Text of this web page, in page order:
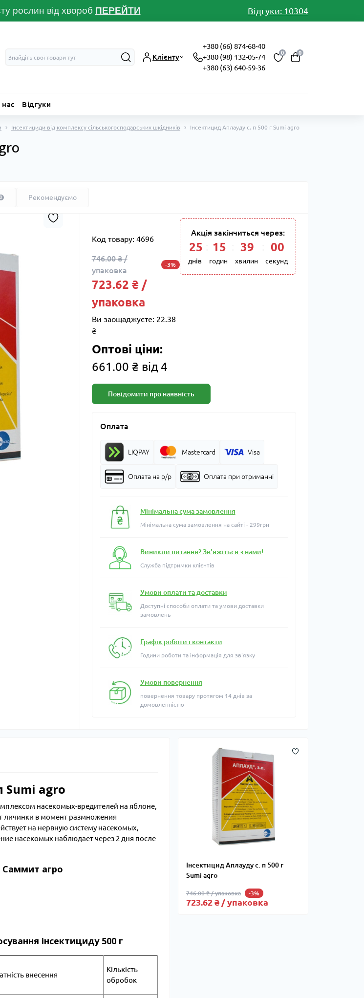
рослин від хвороб ПЕРЕЙТИ Відгуки: 10304
Клієнту
+380 (66) 874-68-40
+380 (98) 132-05-74
+380 (63) 640-59-36
0 0
Відгуки
Інсектициди від комплексу сільськогосподарських шкідників Інсектицид Аплауду с. п 500 г Sumi agro
0 Рекомендуємо
Код товару: 4696
746.00 ₴ /
упаковка
-3%
723.62 ₴ /
упаковка
Ви заощаджуєте: 22.38
₴
Оптові ціни:
661.00 ₴ від 4
Акція закінчиться через:
25
днів
15
годин
38
хвилин
59
секунд
Повідомити про наявність
Оплата
LIQPAY Mastercard Visa
Оплата на р/р Оплата при отриманні
Мінімальна сума замовлення
Мінімальна сума замовлення на сайті - 299грн
Виникли питання? Зв'яжіться з нами!
Служба підтримки клієнтів
Умови оплати та доставки
Доступні способи оплати та умови доставки
замовлень
Графік роботи і контакти
Години роботи та інформація для зв'язку
Умови повернення
повернення товару протягом 14 днів за
домовленністю
Інсектицид Аплауду с. п 500 г
Sumi agro
746.00 ₴ / упаковка -3%
723.62 ₴ / упаковка
Sumi agro
насекомых-вредителей на яблоне,
личинки в момент размножения
на нервную систему насекомых,
насекомых наблюдает через 2 дня после
Саммит агро
інсектициду 500 г
внесення
Кількість
обробок